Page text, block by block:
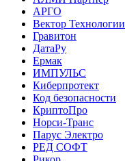
АРГО
Вектор Технологии
Гравитон
ДатаРу
Ермак
ИМПУЛЬС
Киберпротект
Код безопасности
КриптоПро
Норси-Транс
Парус Электро
РЕД СОФТ